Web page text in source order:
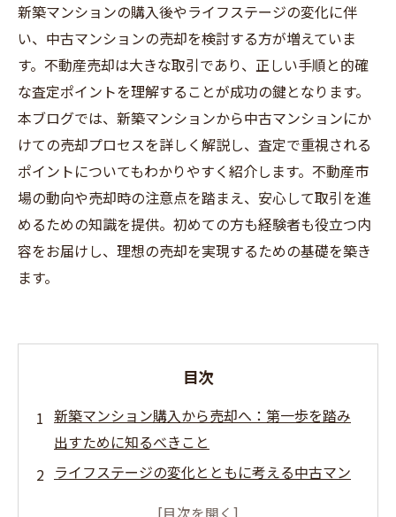
新築マンションの購入後やライフステージの変化に伴
い、中古マンションの売却を検討する方が増えていま
す。不動産売却は大きな取引であり、正しい手順と的確
な査定ポイントを理解することが成功の鍵となります。
本ブログでは、新築マンションから中古マンションにか
けての売却プロセスを詳しく解説し、査定で重視される
ポイントについてもわかりやすく紹介します。不動産市
場の動向や売却時の注意点を踏まえ、安心して取引を進
めるための知識を提供。初めての方も経験者も役立つ内
容をお届けし、理想の売却を実現するための基礎を築き
ます。
目次
新築マンション購入から売却へ：第一歩を踏み
出すために知るべきこと
ライフステージの変化とともに考える中古マン